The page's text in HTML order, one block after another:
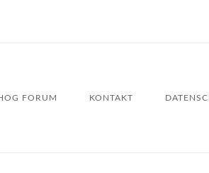
FORUM KONTAKT